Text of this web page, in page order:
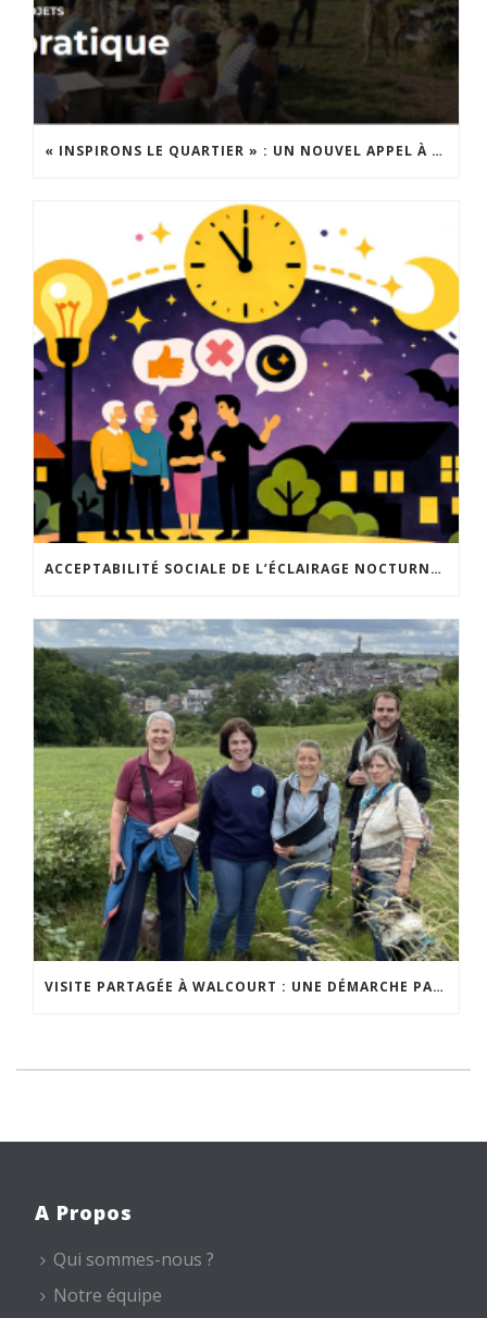
« INSPIRONS LE QUARTIER » : UN NOUVEL APPEL À PROJETS EST LANCÉ !
ACCEPTABILITÉ SOCIALE DE L’ÉCLAIRAGE NOCTURNE : LE REPLAY EST DISPONIBLE
VISITE PARTAGÉE À WALCOURT : UNE DÉMARCHE PARTICIPATIVE ANIMÉE PAR ESPACE ENVIRONNEMENT
A Propos
Qui sommes-nous ?
Notre équipe